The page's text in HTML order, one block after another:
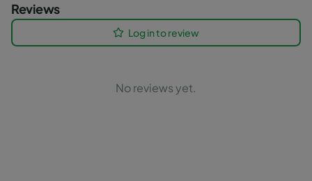
Reviews
Log in to review
No reviews yet.